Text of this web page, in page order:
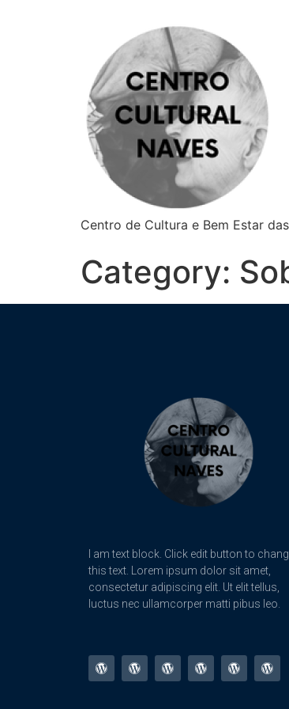
Centro de Cultura e Bem Estar
Category:
I am text block. Click edit button to
this text. Lorem ipsum dolor sit amet,
consectetur adipiscing elit. Ut elit tellus,
luctus nec ullamcorper matti pibus leo.